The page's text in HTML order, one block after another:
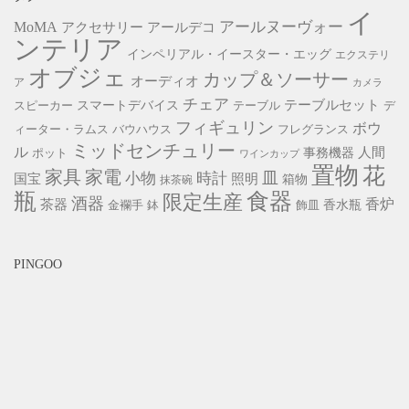
MoMA アクセサリー アールデコ アールヌーヴォー イ
ンテリア インペリアル・イースター・エッグ エクステリ
ア オブジェ オーディオ カップ＆ソーサー カメラ
スピーカー スマートデバイス チェア テーブル テーブルセット
デ
ィーター・ラムス バウハウス フィギュリン フレグランス ボウ
ル ポット ミッドセンチュリー ワインカップ 事務機器 人間
国宝 家具 家電 小物 抹茶碗 時計 照明 皿 箱物 置物 花
瓶 茶器 酒器 金襴手 鉢 限定生産 食器 飾皿 香水瓶 香炉
PINGOO